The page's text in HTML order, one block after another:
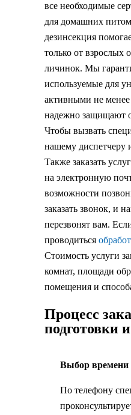
все необходимые
для домашних
дезинсекция
только от взрослых
личинок. Мы
используемые для
активными не менее
надежно защищают
Чтобы вызвать
нашему диспетчеру
Также заказать
на электронную
возможности
заказать звонок, и
перезвонят вам.
проводиться
Стоимость услуги
комнат, площади
помещения и
Процесс
подготовки
Выбор времени
По телефону